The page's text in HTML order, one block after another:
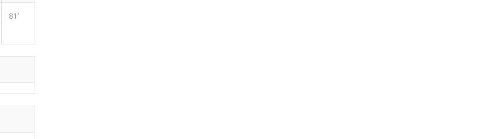
81′